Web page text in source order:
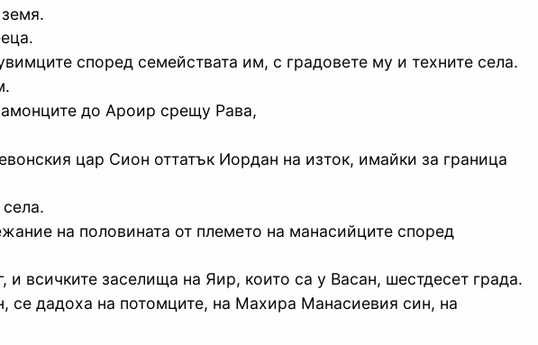
според семействата им, с градовете му и техните села.
до Ароир срещу Рава,
цар Сион оттатък Иордан на изток, имайки за граница
на половината от племето на манасийците според
всичките заселища на Яир, които са у Васан, шестдесет града.
се дадоха на потомците, на Махира Манасиевия син, на